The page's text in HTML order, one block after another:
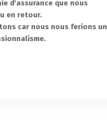
d'assurance que nous
en retour.
car nous nous ferions un